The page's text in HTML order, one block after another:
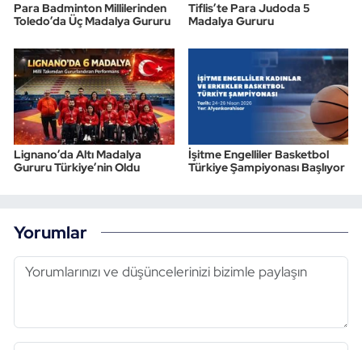
Para Badminton Millilerinden
Toledo’da Üç Madalya Gururu
Tiflis’te Para Judoda 5
Madalya Gururu
Lignano’da Altı Madalya
Gururu Türkiye’nin Oldu
İşitme Engelliler Basketbol
Türkiye Şampiyonası Başlıyor
Yorumlar